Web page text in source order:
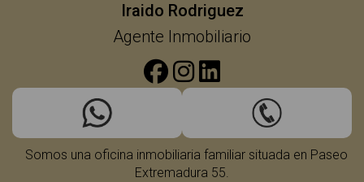
Iraido Rodriguez
Agente Inmobiliario
Somos una oficina inmobiliaria familiar situada en Paseo
Extremadura 55.